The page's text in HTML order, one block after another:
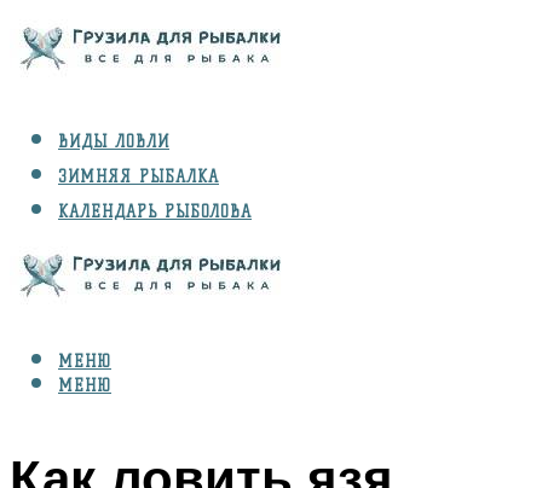
ВИДЫ ЛОВЛИ
ЗИМНЯЯ РЫБАЛКА
КАЛЕНДАРЬ РЫБОЛОВА
СНАРЯЖЕНИЕ
МЕНЮ
МЕНЮ